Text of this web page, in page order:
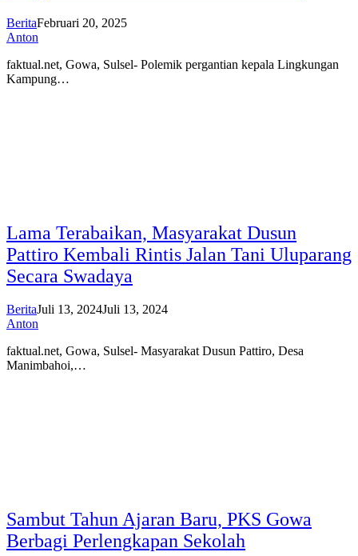
BeritaFebruari 20, 2025
Anton
faktual.net, Gowa, Sulsel- Polemik pergantian kepala Lingkungan
Kampung…
Lama Terabaikan, Masyarakat Dusun
Pattiro Kembali Rintis Jalan Tani Uluparang
Secara Swadaya
BeritaJuli 13, 2024Juli 13, 2024
Anton
faktual.net, Gowa, Sulsel- Masyarakat Dusun Pattiro, Desa
Manimbahoi,…
Sambut Tahun Ajaran Baru, PKS Gowa
Berbagi Perlengkapan Sekolah